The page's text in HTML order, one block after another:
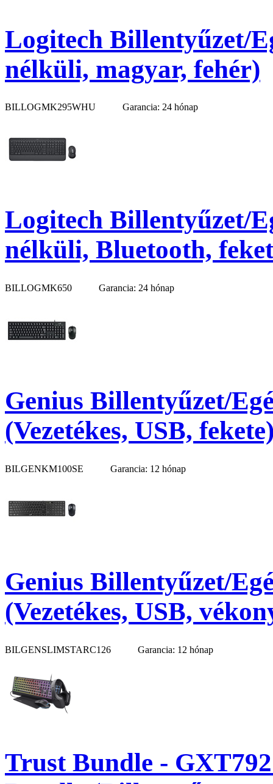
Logitech Billentyűzet/
nélküli, magyar, fehér)
BILLOGMK295WHU Garancia: 24 hónap
Logitech Billentyűzet/
nélküli, Bluetooth,
BILLOGMK650 Garancia: 24 hónap
Genius Billentyűzet/
(Vezetékes, USB,
BILGENKM100SE Garancia: 12 hónap
Genius Billentyűzet/
(Vezetékes, USB,
BILGENSLIMSTARC126 Garancia: 12 hónap
Trust Bundle -